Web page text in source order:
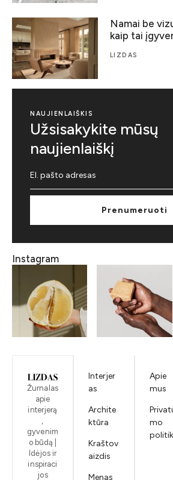
Namai be
kaip tai
LIZDAS
NAUJIENLAIŠKIS
Užsisakykite mūsų
naujienlaiškį
Prenumeruoti
Instagram
Žurnalas
apie
interjerą
gyvenim
o būdą |
Idėjos ir
inspiraci
jos
Interjer
as
Archite
ktūra
Kraštov
aizdis
Menas
Apie
mus
mo